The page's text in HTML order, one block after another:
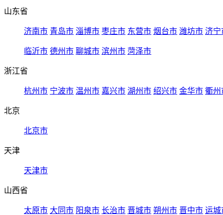
山东省
济南市 青岛市 淄博市 枣庄市 东营市 烟台市 潍坊市 济宁
临沂市 德州市 聊城市 滨州市 菏泽市
浙江省
杭州市 宁波市 温州市 嘉兴市 湖州市 绍兴市 金华市 衢州
北京
北京市
天津
天津市
山西省
太原市 大同市 阳泉市 长治市 晋城市 朔州市 晋中市 运城